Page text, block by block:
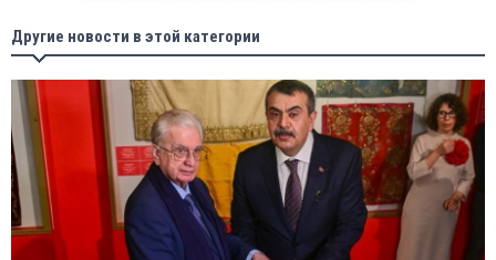
Другие новости в этой категории